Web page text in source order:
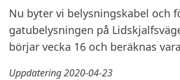
Nu byter vi belysningskabel och
gatubelysningen på
börjar vecka 16 och beräknas
Uppdatering 2020-04-23